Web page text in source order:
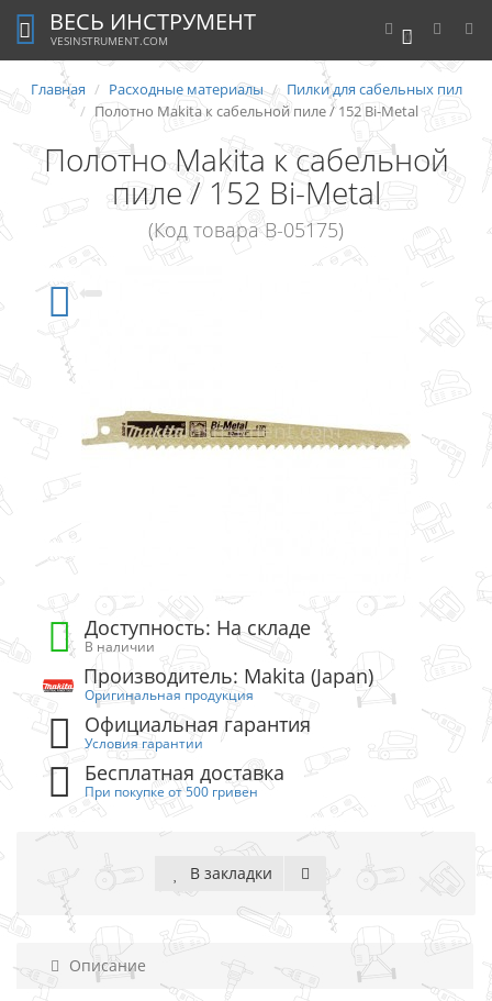
0
ВЕСЬ ИНСТРУМЕНТ
VESINSTRUMENT.COM
Главная Расходные материалы
Пилки для сабельных пил
Полотно Makita к сабельной пиле / 152 Bi-Metal
Полотно Makita к сабельной
пиле / 152 Bi-Metal
(Код товара B-05175)
Доступность: На складе
В наличии
Производитель: Makita (Japan)
Оригинальная продукция
Официальная гарантия
Условия гарантии
Бесплатная доставка
При покупке от 500 гривен
В закладки
Описание